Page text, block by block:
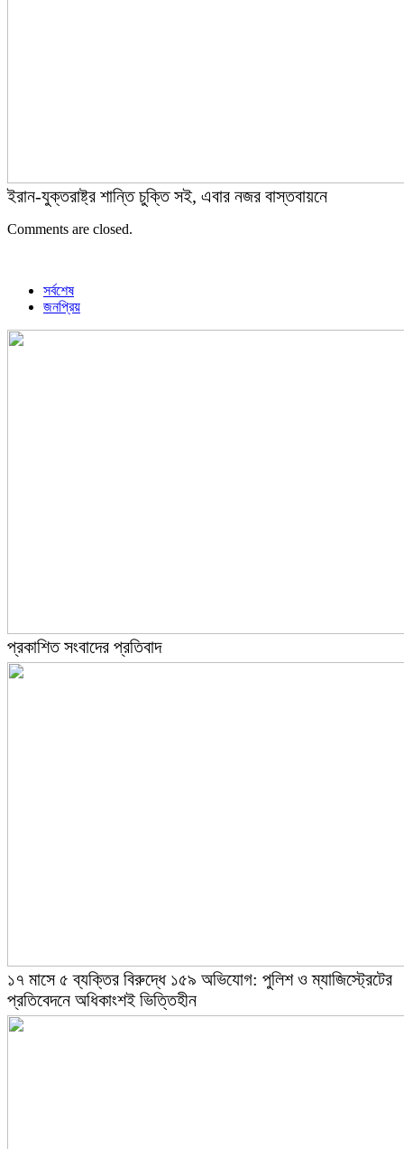
ইরান-যুক্তরাষ্ট্র শান্তি চুক্তি সই, এবার নজর বাস্তবায়নে
Comments are closed.
সর্বশেষ
জনপ্রিয়
প্রকাশিত সংবাদের প্রতিবাদ
১৭ মাসে ৫ ব্যক্তির বিরুদ্ধে ১৫৯ অভিযোগ: পুলিশ ও ম্যাজিস্ট্রেটের
প্রতিবেদনে অধিকাংশই ভিত্তিহীন